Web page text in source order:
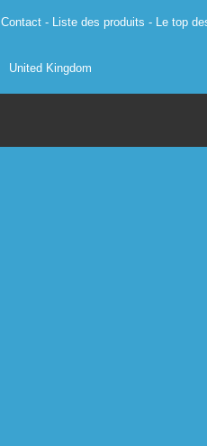
Contact- Liste des produits - Le top
United Kingdom